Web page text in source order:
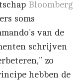
Bloomberg
soms
van de
schrijven
zo
hebben de